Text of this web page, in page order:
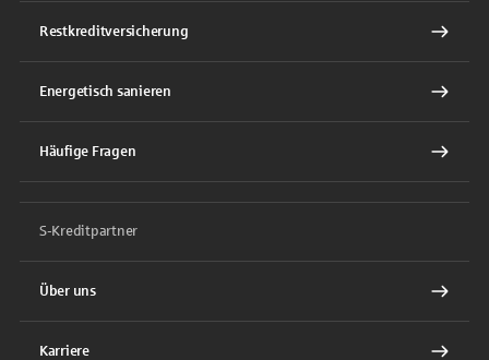
Restkreditversicherung
Energetisch sanieren
Häufige Fragen
S-Kreditpartner
Über uns
Karriere